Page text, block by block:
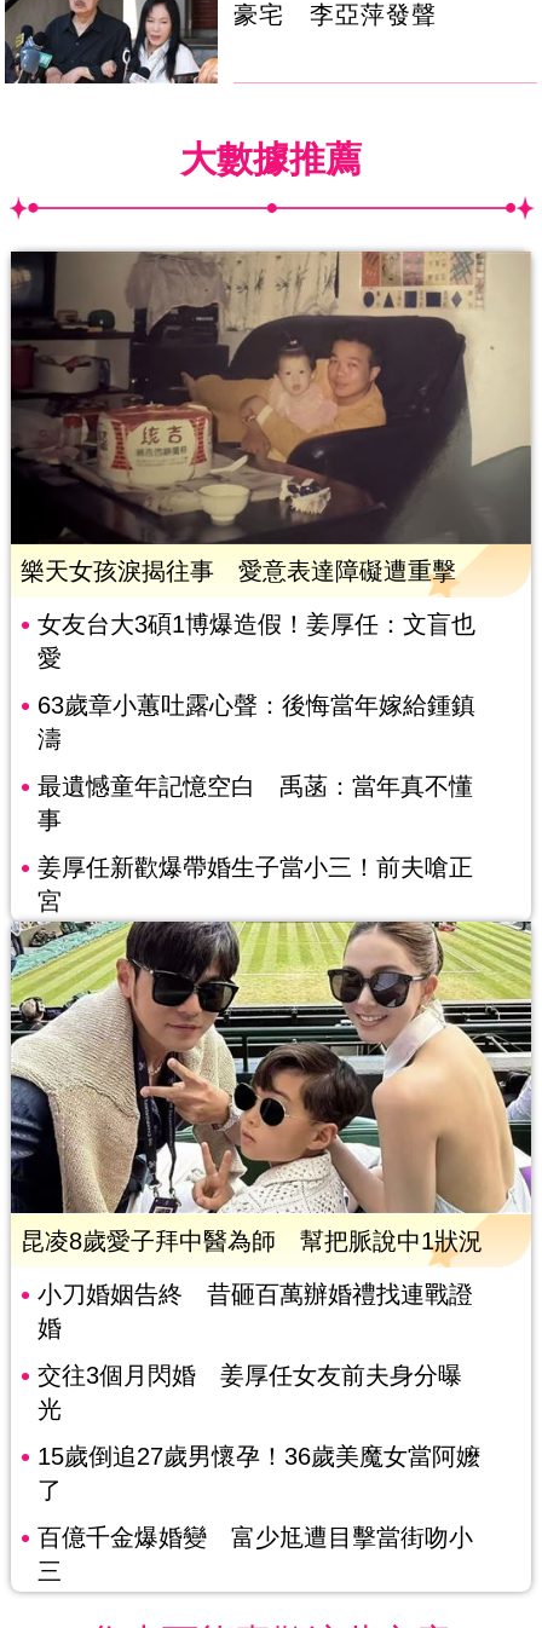
豪宅 李亞萍發聲
大數據推薦
樂天女孩淚揭往事 愛意表達障礙遭重擊
女友台大3碩1博爆造假！姜厚任：文盲也
愛
63歲章小蕙吐露心聲：後悔當年嫁給鍾鎮
濤
最遺憾童年記憶空白 禹菡：當年真不懂
事
姜厚任新歡爆帶婚生子當小三！前夫嗆正
宮
昆凌8歲愛子拜中醫為師 幫把脈說中1狀況
小刀婚姻告終 昔砸百萬辦婚禮找連戰證
婚
交往3個月閃婚 姜厚任女友前夫身分曝
光
15歲倒追27歲男懷孕！36歲美魔女當阿嬤
了
百億千金爆婚變 富少尪遭目擊當街吻小
三